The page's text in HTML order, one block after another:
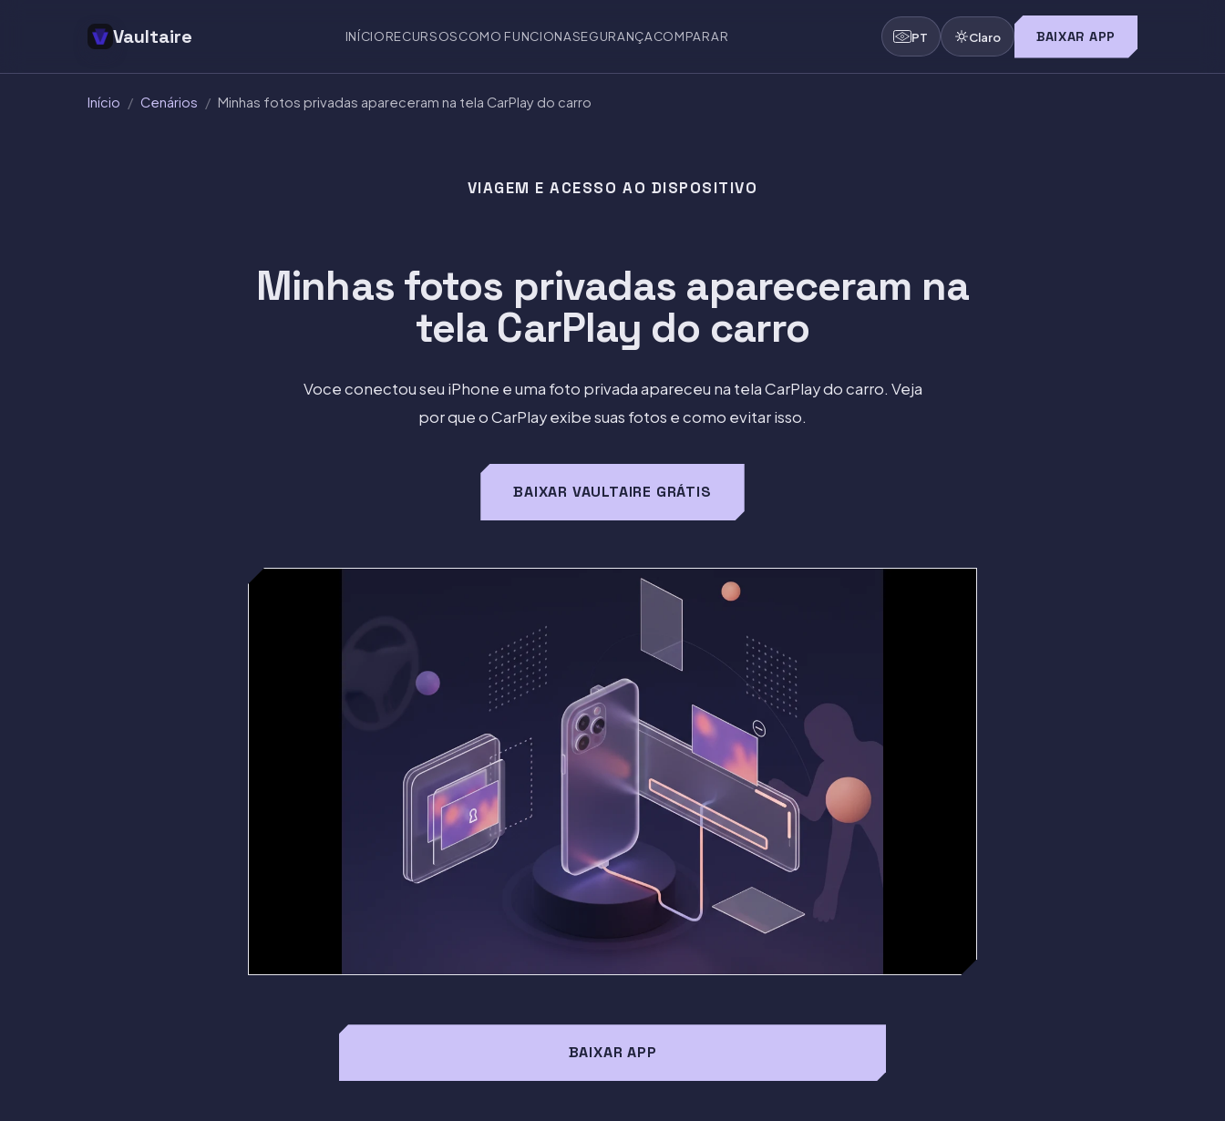
Vaultaire INÍCIORECURSOSCOMO FUNCIONASEGURANÇACOMPARAR PT Claro BAIXAR APP
Início / Cenários / Minhas fotos privadas apareceram na tela CarPlay do carro
VIAGEM E ACESSO AO DISPOSITIVO
Minhas fotos privadas apareceram na
tela CarPlay do carro
Voce conectou seu iPhone e uma foto privada apareceu na tela CarPlay do carro. Veja
por que o CarPlay exibe suas fotos e como evitar isso.
BAIXAR VAULTAIRE GRÁTIS
BAIXAR APP